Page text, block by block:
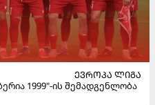
ᲔᲕᲠᲝᲞᲐ ᲚᲘᲒᲐ
1999"-ის შემადგენლობა